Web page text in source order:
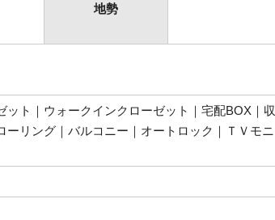
地勢
ト｜ウォークインクローゼット｜宅配BOX｜収
リング｜バルコニー｜オートロック｜ＴＶモニ